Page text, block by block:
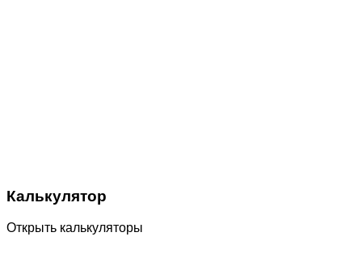
Калькулятор
Открыть калькуляторы